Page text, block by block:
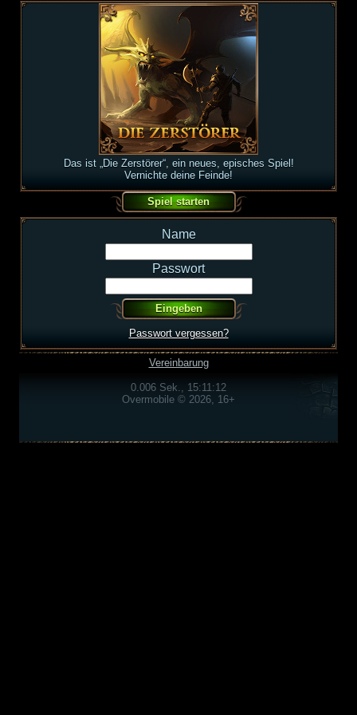
Das ist „Die Zerstörer“, ein neues, episches Spiel!
Vernichte deine Feinde!
Name
Passwort
Passwort vergessen?
Vereinbarung
0.006 Sek., 15:11:12
Overmobile © 2026, 16+